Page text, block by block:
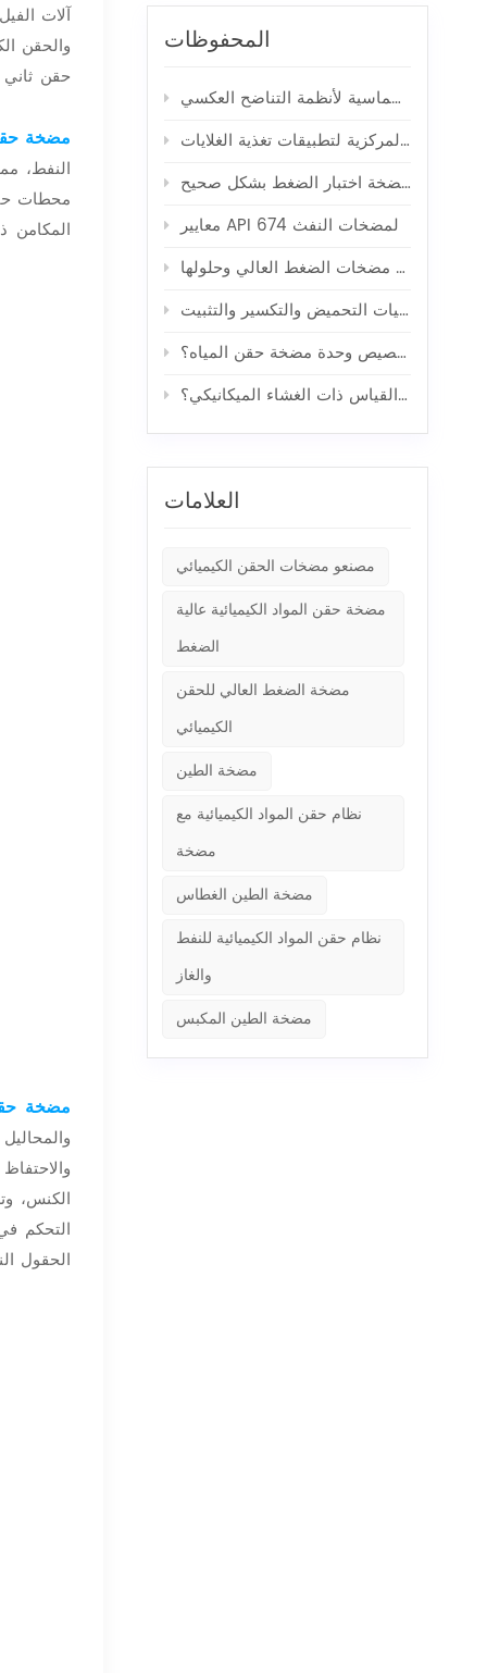
آلات الفيل
حقن
مضخة
النفط،
محطات
المكامن
مضخة
الكنس،
التحكم
الحقول
المحفوظات
مقارنة بين مضخات المكبس الثلاثية والخماسية لأنظمة التناضح العكسي
مقارنة بين المضخات الثلاثية والمضخات الطاردة المركزية لتطبيقات تغذية الغلايات
كيفية معايرة مضخة اختبار الضغط بشكل صحيح
معايير API 674 لمضخات النفث
خمس مشاكل شائعة في مضخات الضغط العالي وحلولها
دور مضخات خدمة الآبار في عمليات التحميض والتكسير والتثبيت
ما هي المواصفات الأكثر أهمية عند تخصيص وحدة مضخة حقن المياه؟
ما هي مضخة القياس ذات الغشاء الميكانيكي؟
العلامات
مصنعو مضخات الحقن الكيميائي
مضخة حقن المواد الكيميائية عالية
الضغط
مضخة الضغط العالي للحقن
الكيميائي
مضخة الطين
نظام حقن المواد الكيميائية مع
مضخة
مضخة الطين الغطاس
نظام حقن المواد الكيميائية للنفط
والغاز
مضخة الطين المكبس